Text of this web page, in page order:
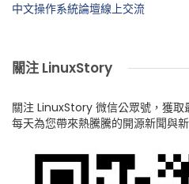
中文操作系統論壇線上交流
關注 LinuxStory
關注 LinuxStory 微信公眾號，獲取
每天為您帶來熱騰騰的開源新聞與